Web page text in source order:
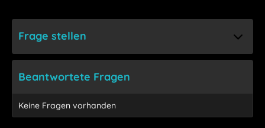
Frage stellen
Beantwortete Fragen
Keine Fragen vorhanden